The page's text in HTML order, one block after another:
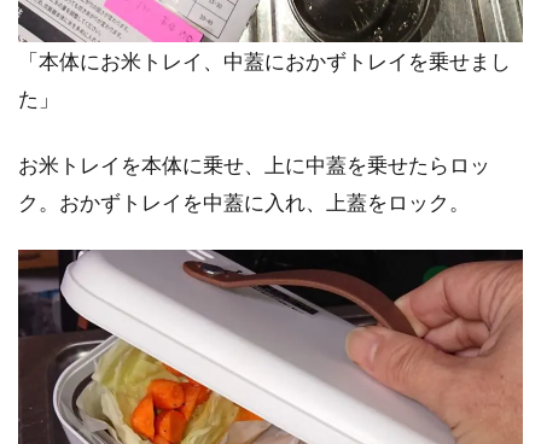
「本体にお米トレイ、中蓋におかずトレイを乗せまし
た」
お米トレイを本体に乗せ、上に中蓋を乗せたらロッ
ク。おかずトレイを中蓋に入れ、上蓋をロック。